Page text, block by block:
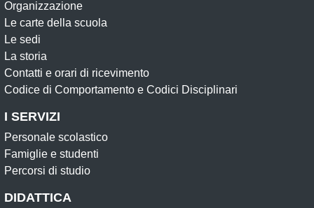
Organizzazione
Le carte della scuola
Le sedi
La storia
Contatti e orari di ricevimento
Codice di Comportamento e Codici Disciplinari
I SERVIZI
Personale scolastico
Famiglie e studenti
Percorsi di studio
DIDATTICA